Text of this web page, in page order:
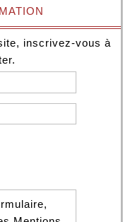
inscrivez-vous à